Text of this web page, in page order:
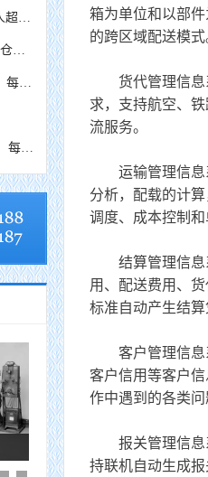
26页PPT一览京东无人超市的全流程解决方案
AI 技术：人工智能在仓储情景中的应用
“菜鸟语音助手”上线，每天可望为快递员节省16万小时
屈臣氏收银台的秘密：每一处细节都在吸引你掏腰包！
箱为单位和以部
的跨区域配送模
货代管理信息系
求，支持航空、
流服务。
运输管理信息系
分析，配载的计
调度、成本控制
结算管理信息系
用、配送费用、
标准自动产生结
客户管理信息系
客户信用等客户
作中遇到的各类
报关管理信息系
持联机自动生成